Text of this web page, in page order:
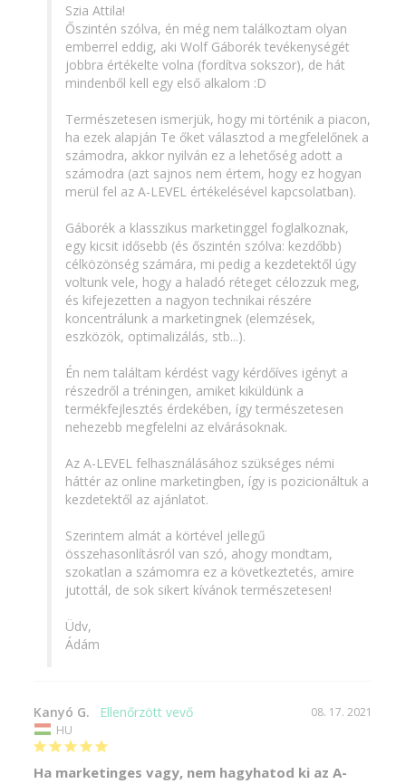
Szia Attila!
Őszintén szólva, én még nem találkoztam olyan
emberrel eddig, aki Wolf Gáborék tevékenységét
jobbra értékelte volna (fordítva sokszor), de hát
mindenből kell egy első alkalom :D
Természetesen ismerjük, hogy mi történik a piacon,
ha ezek alapján Te őket választod a megfelelőnek a
számodra, akkor nyilván ez a lehetőség adott a
számodra (azt sajnos nem értem, hogy ez hogyan
merül fel az A-LEVEL értékelésével kapcsolatban).
Gáborék a klasszikus marketinggel foglalkoznak,
egy kicsit idősebb (és őszintén szólva: kezdőbb)
célközönség számára, mi pedig a kezdetektől úgy
voltunk vele, hogy a haladó réteget célozzuk meg,
és kifejezetten a nagyon technikai részére
koncentrálunk a marketingnek (elemzések,
eszközök, optimalizálás, stb...).
Én nem találtam kérdést vagy kérdőíves igényt a
részedről a tréningen, amiket kiküldünk a
termékfejlesztés érdekében, így természetesen
nehezebb megfelelni az elvárásoknak.
Az A-LEVEL felhasználásához szükséges némi
háttér az online marketingben, így is pozicionáltuk a
kezdetektől az ajánlatot.
Szerintem almát a körtével jellegű
összehasonlításról van szó, ahogy mondtam,
szokatlan a számomra ez a következtetés, amire
jutottál, de sok sikert kívánok természetesen!
Üdv,
Ádám
08. 17. 2021
Kanyó G.
HU
Ha marketinges vagy, nem hagyhatod ki az A-